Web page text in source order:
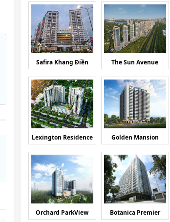
Safira Khang Điền The Sun Avenue
Lexington Residence Golden Mansion
Orchard ParkView Botanica Premier